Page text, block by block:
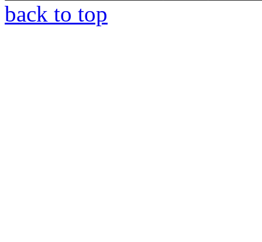
back to top